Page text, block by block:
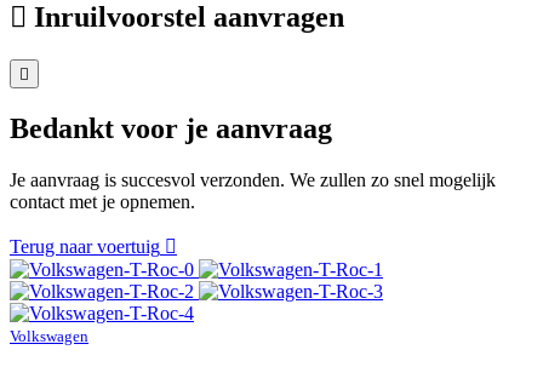
Inruilvoorstel aanvragen
Bedankt voor je aanvraag
Je aanvraag is succesvol verzonden. We zullen zo snel mogelijk
contact met je opnemen.
Terug naar voertuig
Volkswagen